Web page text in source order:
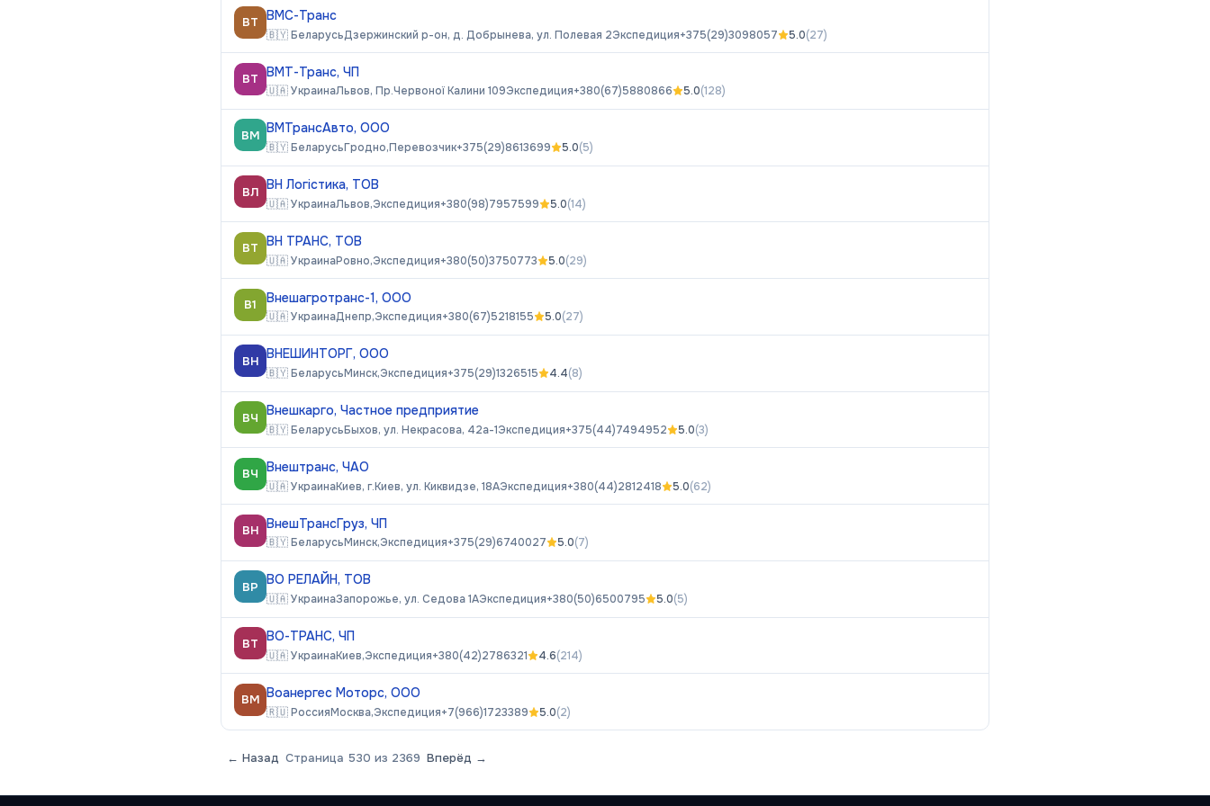
ВТ ВМС-Транс
🇧🇾БеларусьДзержинский р-он, д. Добрынева, ул. Полевая 2Экспедиция+375(29)3098057 5.0(27)
ВТ ВМТ-Транс, ЧП
🇺🇦УкраинаЛьвов, Пр.Червоної Калини 109Экспедиция+380(67)5880866 5.0(128)
ВМ ВМТрансАвто, ООО
🇧🇾БеларусьГродно,Перевозчик+375(29)8613699 5.0(5)
ВЛ ВН Логістика, ТОВ
🇺🇦УкраинаЛьвов,Экспедиция+380(98)7957599 5.0(14)
ВТ ВН ТРАНС, ТОВ
🇺🇦УкраинаРовно,Экспедиция+380(50)3750773 5.0(29)
В1 Внешагротранс-1, ООО
🇺🇦УкраинаДнепр,Экспедиция+380(67)5218155 5.0(27)
ВН ВНЕШИНТОРГ, ООО
🇧🇾БеларусьМинск,Экспедиция+375(29)1326515 4.4(8)
ВЧ Внешкарго, Частное предприятие
🇧🇾БеларусьБыхов, ул. Некрасова, 42а-1Экспедиция+375(44)7494952 5.0(3)
ВЧ Внештранс, ЧАО
🇺🇦УкраинаКиев, г.Киев, ул. Киквидзе, 18АЭкспедиция+380(44)2812418 5.0(62)
ВН ВнешТрансГруз, ЧП
🇧🇾БеларусьМинск,Экспедиция+375(29)6740027 5.0(7)
ВР ВО РЕЛАЙН, ТОВ
🇺🇦УкраинаЗапорожье, ул. Седова 1АЭкспедиция+380(50)6500795 5.0(5)
ВТ ВО-ТРАНС, ЧП
🇺🇦УкраинаКиев,Экспедиция+380(42)2786321 4.6(214)
ВМ Воанергес Моторс, ООО
🇷🇺РоссияМосква,Экспедиция+7(966)1723389 5.0(2)
← Назад Страница 530 из 2369 Вперёд →